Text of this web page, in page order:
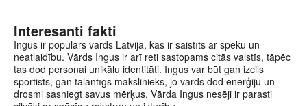
Interesanti fakti
Ingus ir populārs vārds Latvijā, kas ir saistīts ar spēku un
neatlaidību. Vārds Ingus ir arī reti sastopams citās valstīs, tāpēc
tas dod personai unikālu identitāti. Ingus var būt gan izcils
sportists, gan talantīgs mākslinieks, jo vārds dod enerģiju un
drosmi sasniegt savus mērķus. Vārda Ingus nesēji ir parasti